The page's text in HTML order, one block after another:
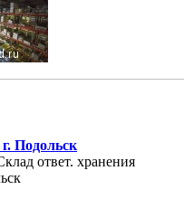
Подольск
ответ. хранения